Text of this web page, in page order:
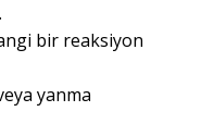
bir reaksiyon
yanma